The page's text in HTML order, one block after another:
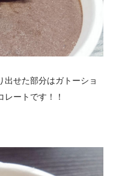
出せた部分はガトーショ
ートです！！